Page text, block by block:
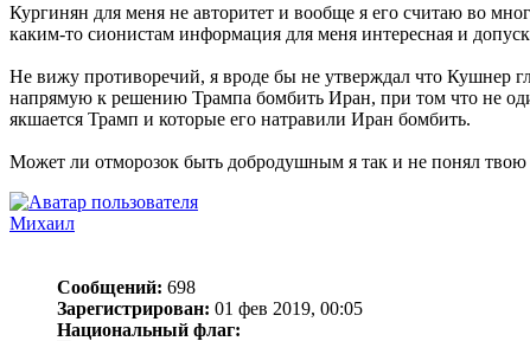
Кургинян для меня не авторитет и вообще я его считаю во
каким-то сионистам информация для меня интересная и
Не вижу противоречий, я вроде бы не утверждал что Кушнер
напрямую к решению Трампа бомбить Иран, при том что не
якшается Трамп и которые его натравили Иран бомбить.
Может ли отморозок быть добродушным я так и не понял твою
Михаил
Сообщений: 698
Зарегистрирован: 01 фев 2019, 00:05
Национальный флаг: